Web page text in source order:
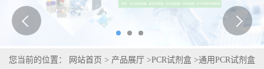
您当前的位置： 网站首页 > 产品展厅 >PCR试剂盒 >通用PCR试剂盒